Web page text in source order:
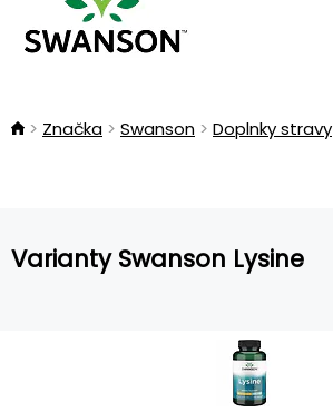
Značka Swanson Doplnky stravy
Varianty Swanson Lysine